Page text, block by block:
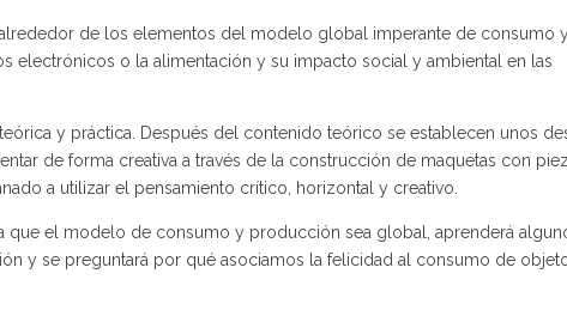
de los elementos del modelo global imperante de consumo
o la alimentación y su impacto social y ambiental en las
y práctica. Después del contenido teórico se establecen unos
de forma creativa a través de la construcción de maquetas con
a utilizar el pensamiento crítico, horizontal y creativo.
que el modelo de consumo y producción sea global, aprenderá
y se preguntará por qué asociamos la felicidad al consumo de